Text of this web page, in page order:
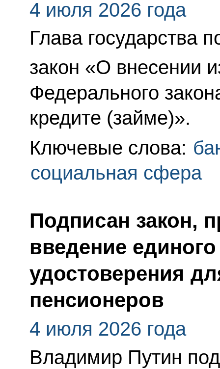
4 июля 2026 года
Глава государства
закон «О внесении
Федерального
кредите (займе)».
Ключевые слова:
социальная сфера
Подписан закон,
введение
удостоверения
пенсионеров
4 июля 2026 года
Владимир Путин